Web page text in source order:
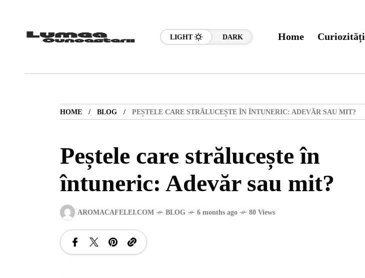
LIGHT DARK Home Curiozități
HOME BLOG PEȘTELE CARE STRĂLUCEȘTE ÎN ÎNTUNERIC: ADEVĂR SAU MIT?
Peștele care strălucește în
întuneric: Adevăr sau mit?
AROMACAFELEI.COM BLOG 6 months ago 80 Views